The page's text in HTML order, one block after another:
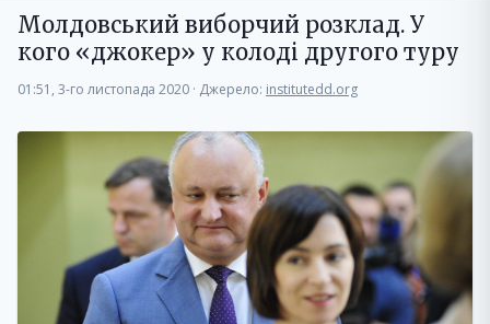
Молдовський виборчий розклад. У
кого «джокер» у колоді другого туру
01:51, 3-го листопада 2020 · Джерело: institutedd.org